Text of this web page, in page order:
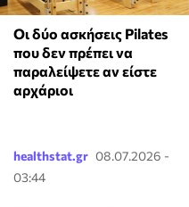
Οι δύο ασκήσεις Pilates
που δεν πρέπει να
παραλείψετε αν είστε
αρχάριοι
healthstat.gr 08.07.2026 -
03:44